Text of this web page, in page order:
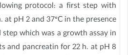
protocol: a first step with
pH 2 and 37°C in the presence
which was a growth assay in
and pancreatin for 22 h. at pH 8